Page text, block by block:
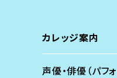
カレッジ案内
声優・俳優（パフ